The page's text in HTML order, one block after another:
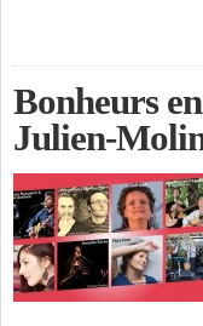
Bonheurs
Julien-